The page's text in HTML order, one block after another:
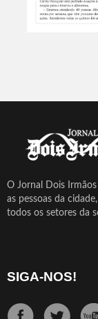
O Jornal Dois
as pessoas da
todos os setores da
SIGA-NOS!